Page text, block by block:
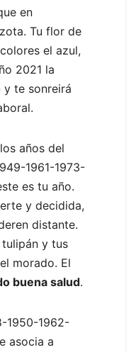
en
Tu flor de
el azul,
2021 la
y te sonreirá
años del
1961-1973-
es tu año.
y decidida,
distante.
y tus
morado. El
buena salud.
1950-1962-
asocia a